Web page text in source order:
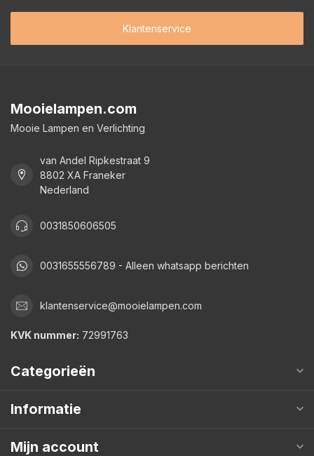
Klantenservice
Mooielampen.com
Mooie Lampen en Verlichting
van Andel Ripkestraat 9
8802 XA Franeker
Nederland
0031850606505
0031655556789 - Alleen whatsapp berichten
klantenservice@mooielampen.com
KVK nummer: 72991763
Categorieën
Informatie
Mijn account